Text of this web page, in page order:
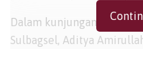
Dalam kunjungan Head of
Sulbagsel, Aditya